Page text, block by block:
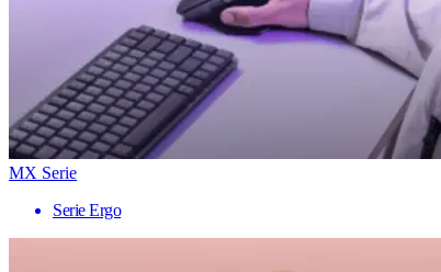
MX Serie
Serie Ergo